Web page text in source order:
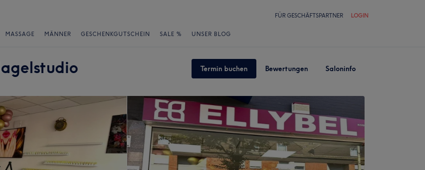
FÜR GESCHÄFTSPARTNER LOGIN
MASSAGE MÄNNER GESCHENKGUTSCHEIN SALE % UNSER BLOG
Termin buchen Bewertungen Saloninfo